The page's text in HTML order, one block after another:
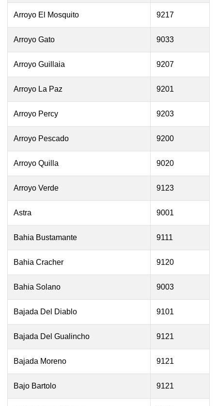
Arroyo El Mosquito 9217
Arroyo Gato 9033
Arroyo Guillaia 9207
Arroyo La Paz 9201
Arroyo Percy 9203
Arroyo Pescado 9200
Arroyo Quilla 9020
Arroyo Verde 9123
Astra 9001
Bahia Bustamante 9111
Bahia Cracher 9120
Bahia Solano 9003
Bajada Del Diablo 9101
Bajada Del Gualincho 9121
Bajada Moreno 9121
Bajo Bartolo 9121